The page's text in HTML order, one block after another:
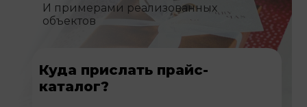
И примерами реализованных
объектов
Куда прислать прайс-
каталог?